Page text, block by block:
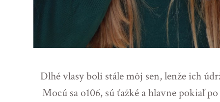
Dlhé vlasy boli stále môj sen, lenže ich
Mocú sa o106, sú ťažké a hlavne pokiaľ